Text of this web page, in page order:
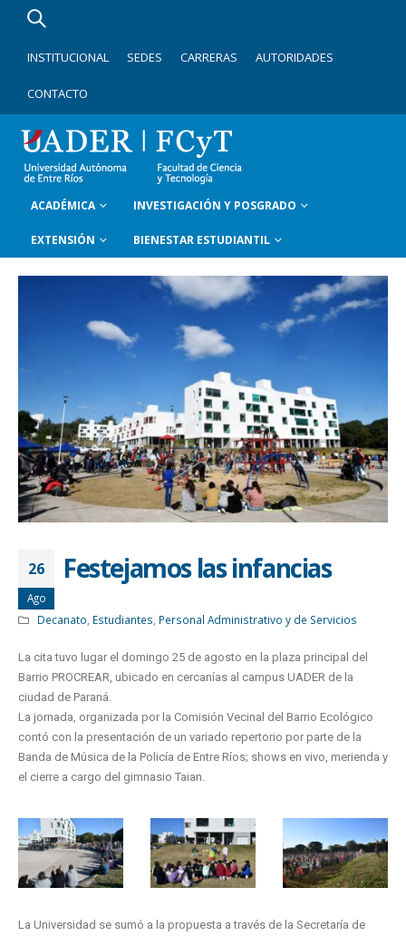
INSTITUCIONAL SEDES CARRERAS AUTORIDADES
CONTACTO
ACADÉMICA INVESTIGACIÓN Y POSGRADO
EXTENSIÓN BIENESTAR ESTUDIANTIL
26
Ago
Festejamos las infancias
Decanato Estudiantes Personal Administrativo y de Servicios
La cita tuvo lugar el domingo 25 de agosto en la plaza principal del
Barrio PROCREAR, ubicado en cercanías al campus UADER de la
ciudad de Paraná.
La jornada, organizada por la Comisión Vecinal del Barrio Ecológico
contó con la presentación de un variado repertorio por parte de la
Banda de Música de la Policía de Entre Ríos; shows en vivo, merienda y
el cierre a cargo del gimnasio Taian.
La Universidad se sumó a la propuesta a través de la Secretaría de